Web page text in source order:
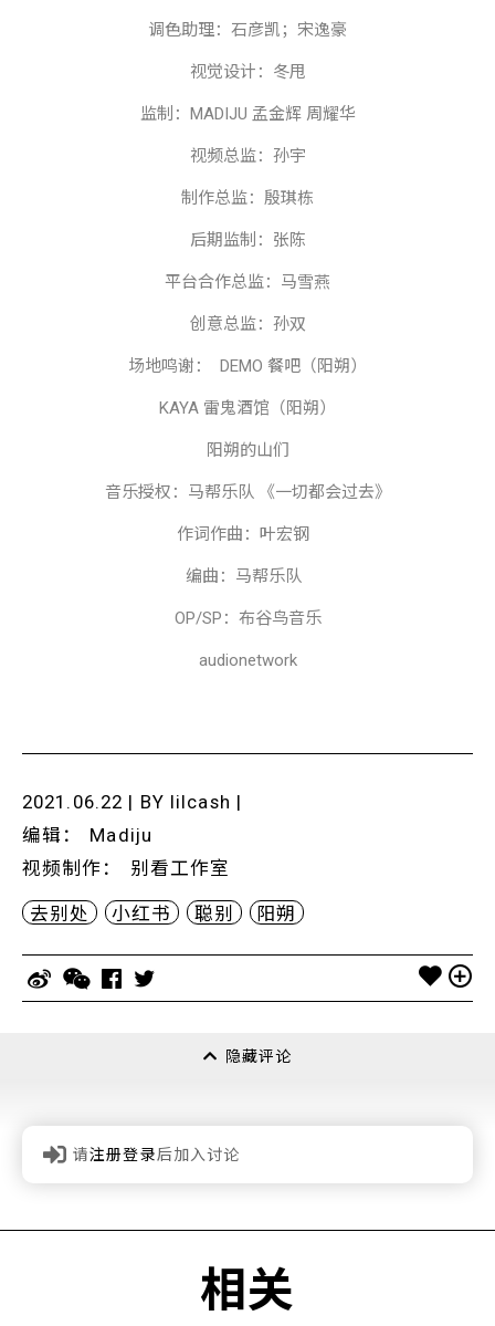
调色助理：石彦凯；宋逸豪
视觉设计：冬甩
监制： MADIJU 孟金辉 周耀华
视频总监：孙宇
制作总监：殷琪栋
后期监制：张陈
平台合作总监：马雪燕
创意总监：孙双
场地鸣谢： DEMO 餐吧（阳朔）
KAYA 雷鬼酒馆（阳朔）
阳朔的山们
音乐授权：马帮乐队 《一切都会过去》
作词作曲：叶宏钢
编曲：马帮乐队
OP/SP ：布谷鸟音乐
audionetwork
2021.06.22 | BY lilcash |
编辑 ：
Madiju
视频制作 ： 别看工作室
去别处 小红书 聪别 阳朔
隐藏评论
请注册登录后加入讨论
相关